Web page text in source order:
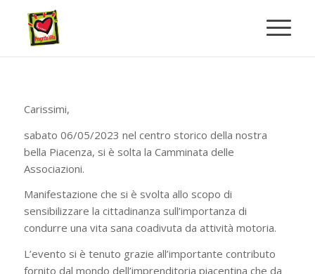
Carissimi,
sabato 06/05/2023 nel centro storico della nostra
bella Piacenza, si è solta la Camminata delle
Associazioni.
Manifestazione che si è svolta allo scopo di
sensibilizzare la cittadinanza sull’importanza di
condurre una vita sana coadivuta da attività motoria.
L’evento si è tenuto grazie all’importante contributo
fornito dal mondo dell’imprenditoria piacentina che da